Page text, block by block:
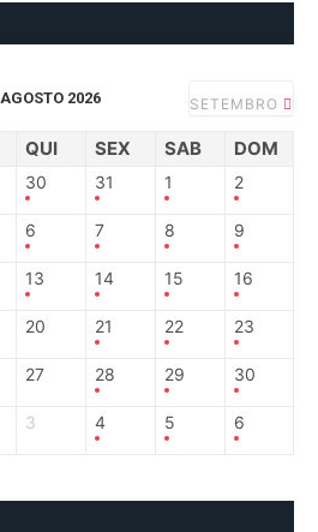
AGOSTO 2026 SETEMBRO
QUI SEX SAB DOM
30 31 1 2
6 7 8 9
13 14 15 16
20 21 22 23
27 28 29 30
3 4 5 6